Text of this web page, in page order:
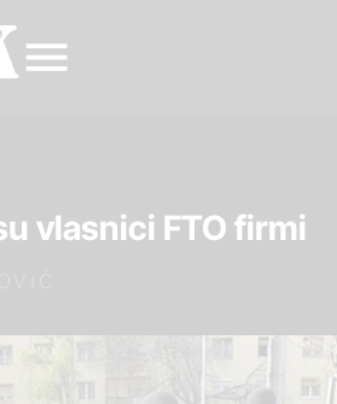
vlasnici FTO firmi